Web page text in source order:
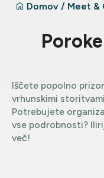
Domov/ Meet &
Iščete popolno
vrhunskimi
Potrebujete
vse podrobnosti?
več!